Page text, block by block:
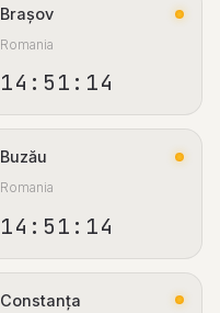
Brașov
Romania
14:51:15
Buzău
Romania
14:51:15
Constanța